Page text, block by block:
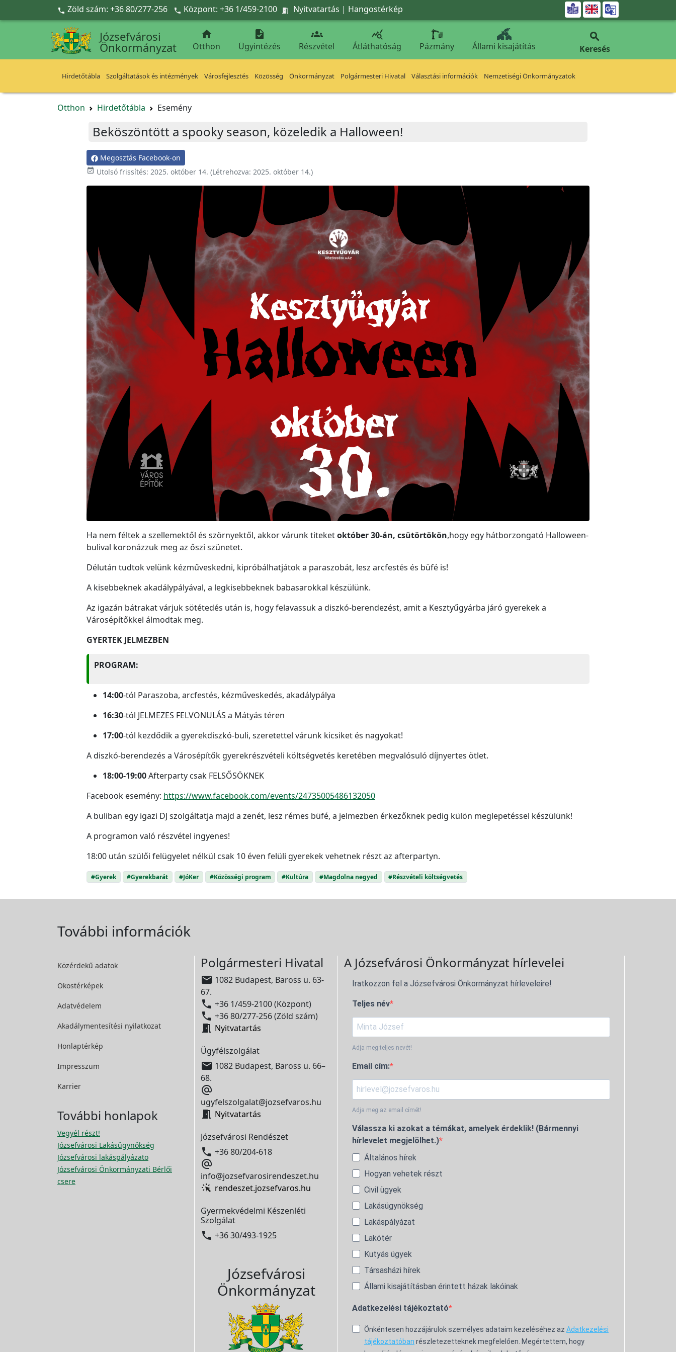
Ugrás a fő tartalomra
 Zöld szám: +36 80/277-256  Központ: +36 1/459-2100  Nyitvatartás | Hangostérkép 
Józsefvárosi
Önkormányzat

Otthon

Ügyintézés

Részvétel

Átláthatóság Pázmány Állami kisajátítás

Keresés
Hirdetőtábla Szolgáltatások és intézmények Városfejlesztés Közösség Önkormányzat Polgármesteri Hivatal Választási információk Nemzetiségi Önkormányzatok
Otthon Hirdetőtábla Esemény
Beköszöntött a spooky season, közeledik a Halloween!
Megosztás Facebook-on
 Utolsó frissítés: 2025. október 14. (Létrehozva: 2025. október 14.)
Ha nem féltek a szellemektől és szörnyektől, akkor várunk titeketoktóber 30-án, csütörtökön,hogy egy hátborzongató Halloween-
bulival koronázzuk meg az őszi szünetet.
Délután tudtok velünk kézműveskedni, kipróbálhatjátok a paraszobát, lesz arcfestés és büfé is!
A kisebbeknek akadálypályával, a legkisebbeknek babasarokkal készülünk.
Az igazán bátrakat várjuk sötétedés után is, hogy felavassuk a diszkó-berendezést, amit a Kesztyűgyárba járó gyerekek a
Városépítőkkel álmodtak meg.
GYERTEK JELMEZBEN
PROGRAM:
14:00-tól Paraszoba, arcfestés, kézműveskedés, akadálypálya
16:30-tól JELMEZES FELVONULÁS a Mátyás téren
17:00-tól kezdődik a gyerekdiszkó-buli, szeretettel várunk kicsiket és nagyokat!
A diszkó-berendezés a Városépítők gyerekrészvételi költségvetés keretében megvalósuló díjnyertes ötlet.
18:00-19:00Afterparty csak FELSŐSÖKNEK
Facebook esemény: https://www.facebook.com/events/24735005486132050
A buliban egy igazi DJ szolgáltatja majd a zenét, lesz rémes büfé, a jelmezben érkezőknek pedig külön meglepetéssel készülünk!
A programon való részvétel ingyenes!
18:00 után szülői felügyelet nélkül csak 10 éven felüli gyerekek vehetnek részt az afterpartyn.
#Gyerek #Gyerekbarát #JóKer #Közösségi program #Kultúra #Magdolna negyed #Részvételi költségvetés
További információk
Közérdekű adatok
Okostérképek
Adatvédelem
Akadálymentesítési nyilatkozat
Honlaptérkép
Impresszum
Karrier
További honlapok
Vegyél részt!
Józsefvárosi Lakásügynökség
Józsefvárosi lakáspályázato
Józsefvárosi Önkormányzati Bérlői
csere
Polgármesteri Hivatal
 1082 Budapest, Baross u. 63-
67.
 +36 1/459-2100 (Központ)
 +36 80/277-256 (Zöld szám)
 Nyitvatartás
Ügyfélszolgálat
 1082 Budapest, Baross u. 66–
68.

ugyfelszolgalat@jozsefvaros.hu
 Nyitvatartás
Józsefvárosi Rendészet
 +36 80/204-618

info@jozsefvarosirendeszet.hu
rendeszet.jozsefvaros.hu
Gyermekvédelmi Készenléti
Szolgálat
 +36 30/493-1925
Józsefvárosi
Önkormányzat
A Józsefvárosi Önkormányzat hírlevelei
Iratkozzon fel a Józsefvárosi Önkormányzat hírleveleire!
Teljes név
Adja meg teljes nevét!
Email cím:
Adja meg az email címét!
Válassza ki azokat a témákat, amelyek érdeklik! (Bármennyi
hírlevelet megjelölhet.)
Általános hírek
Hogyan vehetek részt
Civil ügyek
Lakásügynökség
Lakáspályázat
Lakótér
Kutyás ügyek
Társasházi hírek
Állami kisajátításban érintett házak lakóinak
Adatkezelési tájékoztató
Önkéntesen hozzájárulok személyes adataim kezeléséhez az Adatkezelési
tájékoztatóban részletezetteknek megfelelően. Megértettem, hogy